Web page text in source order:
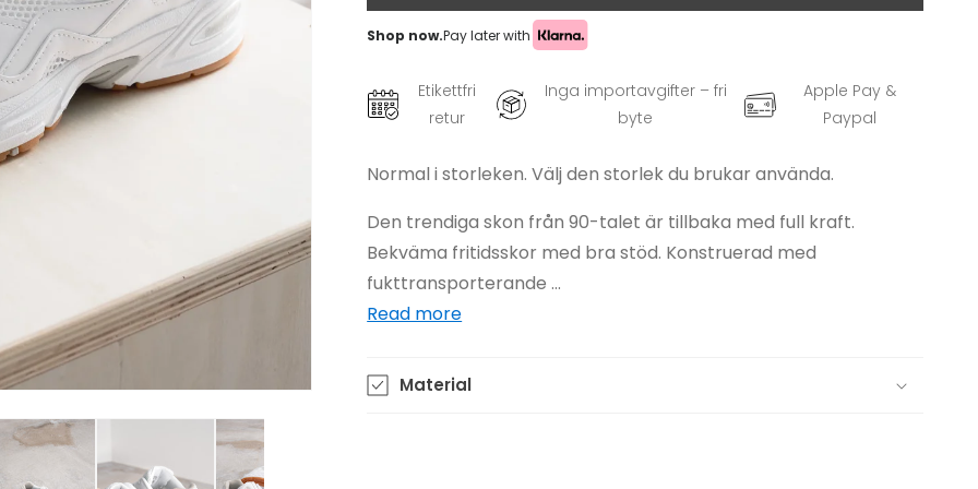
Shop now.Pay later with
Etikettfri
retur
Inga importavgifter – fri
byte
Apple Pay &
Paypal
Normal i storleken. Välj den storlek du brukar använda.
Den trendiga skon från 90-talet är tillbaka med full kraft.
Bekväma fritidsskor med bra stöd. Konstruerad med
fukttransporterande ...
Material